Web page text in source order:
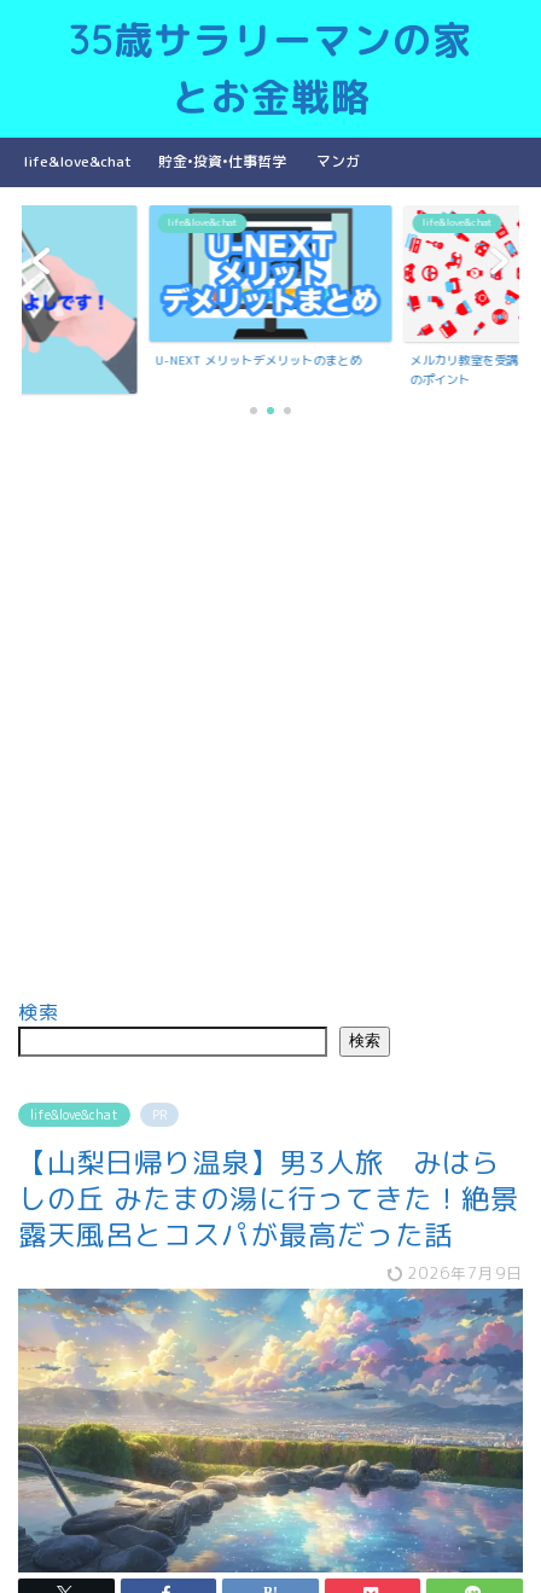
35歳サラリーマンの家
とお金戦略
life&love&chat 貯金•投資•仕事哲学 マンガ
メリットのまとめ
life&love&chat
メルカリ教室を受講で聞いたメルカリ出品
life&love&chat
検索
検索
life&love&chat PR
【山梨日帰り温泉】男3人旅 みはら
しの丘 みたまの湯に行ってきた！絶景
露天風呂とコスパが最高だった話
2026年7月9日